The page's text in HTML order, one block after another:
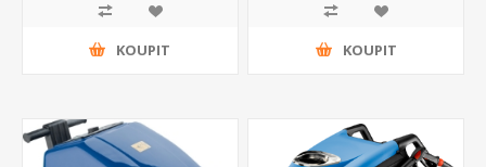
KOUPIT KOUPIT